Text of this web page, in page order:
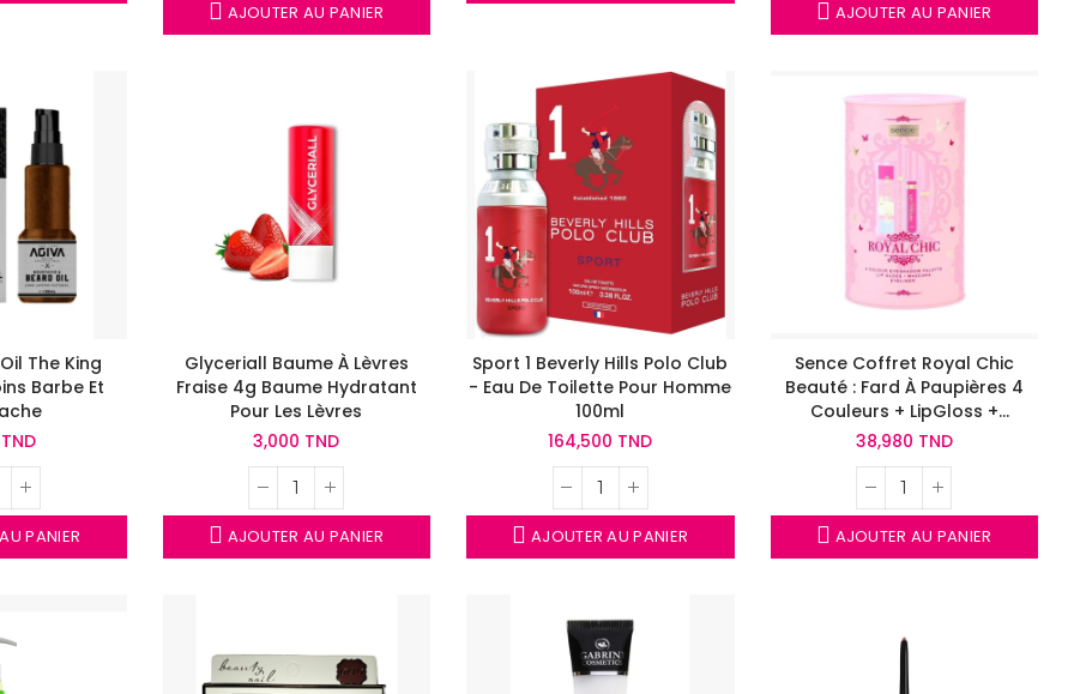
AJOUTER AU PANIER AJOUTER AU PANIER
The King
Barbe Et
PANIER
Glyceriall Baume À Lèvres
Fraise 4g Baume Hydratant
Pour Les Lèvres
3,000 TND
AJOUTER AU PANIER
Sport 1 Beverly Hills Polo Club
- Eau De Toilette Pour Homme
100ml
164,500 TND
AJOUTER AU PANIER
Sence Coffret Royal Chic
Beauté : Fard À Paupières 4
Couleurs + LipGloss +
Mascara + Eyeliner - Coffret
38,980 TND
AJOUTER AU PANIER